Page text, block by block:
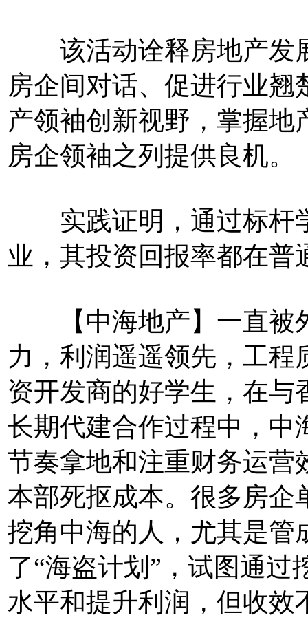
该活动诠释房地产发
房企间对话、促进行业
产领袖创新视野，掌握
房企领袖之列提供良机。
实践证明，通过标杆
业，其投资回报率都在普
【中海地产】一直被
力，利润遥遥领先，工
资开发商的好学生，在与
长期代建合作过程中，中
节奏拿地和注重财务运营
本部死抠成本。很多房企
挖角中海的人，尤其是管
了“海盗计划”，试图通
水平和提升利润，但收效